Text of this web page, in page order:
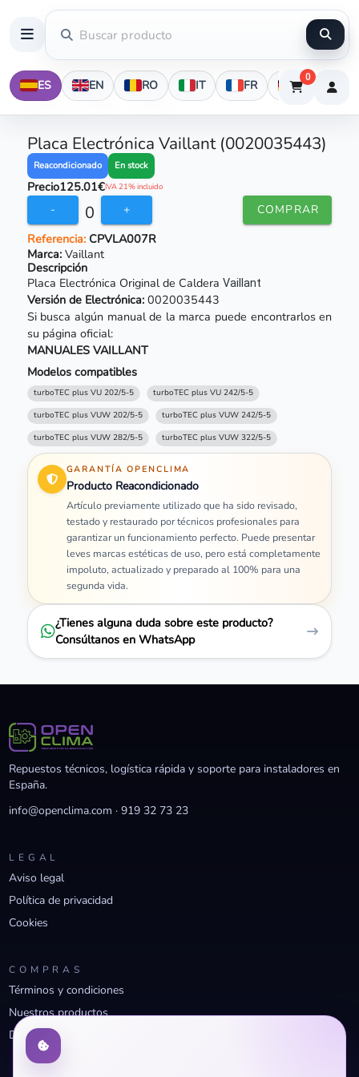
ES EN RO IT FR DE
0
Placa Electrónica Vaillant (0020035443)
Reacondicionado En stock
Precio125.01€IVA 21% incluido
- 0 + COMPRAR
Referencia:CPVLA007R
Marca: Vaillant
Descripción
Placa Electrónica Original de Caldera Vaillant
Versión de Electrónica:0020035443
Si busca algún manual de la marca puede encontrarlos en
su página oficial:
MANUALES VAILLANT
Modelos compatibles
turboTEC plus VU 202/5-5
turboTEC plus VU 242/5-5
turboTEC plus VUW 202/5-5
turboTEC plus VUW 242/5-5
turboTEC plus VUW 282/5-5
turboTEC plus VUW 322/5-5
GARANTÍA OPENCLIMA
Producto Reacondicionado
Artículo previamente utilizado que ha sido revisado,
testado y restaurado por técnicos profesionales para
garantizar un funcionamiento perfecto. Puede presentar
leves marcas estéticas de uso, pero está completamente
impoluto, actualizado y preparado al 100% para una
segunda vida.
¿Tienes alguna duda sobre este producto?
Consúltanos en WhatsApp
Repuestos técnicos, logística rápida y soporte para instaladores en
España.
info@openclima.com ·919 32 73 23
LEGAL
Aviso legal
Política de privacidad
Cookies
COMPRAS
Términos y condiciones
Nuestros productos
Descuentos profesionales